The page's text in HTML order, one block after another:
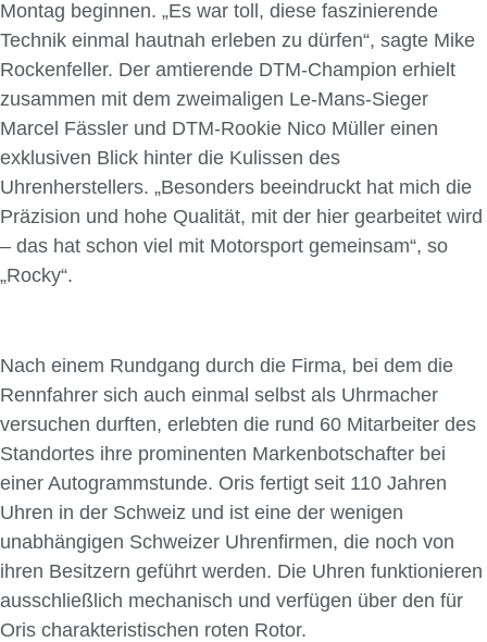
Montag beginnen. „Es war toll, diese faszinierende
Technik einmal hautnah erleben zu dürfen“, sagte Mike
Rockenfeller. Der amtierende DTM-Champion erhielt
zusammen mit dem zweimaligen Le-Mans-Sieger
Marcel Fässler und DTM-Rookie Nico Müller einen
exklusiven Blick hinter die Kulissen des
Uhrenherstellers. „Besonders beeindruckt hat mich die
Präzision und hohe Qualität, mit der hier gearbeitet wird
– das hat schon viel mit Motorsport gemeinsam“, so
„Rocky“.
Nach einem Rundgang durch die Firma, bei dem die
Rennfahrer sich auch einmal selbst als Uhrmacher
versuchen durften, erlebten die rund 60 Mitarbeiter des
Standortes ihre prominenten Markenbotschafter bei
einer Autogrammstunde. Oris fertigt seit 110 Jahren
Uhren in der Schweiz und ist eine der wenigen
unabhängigen Schweizer Uhrenfirmen, die noch von
ihren Besitzern geführt werden. Die Uhren funktionieren
ausschließlich mechanisch und verfügen über den für
Oris charakteristischen roten Rotor.